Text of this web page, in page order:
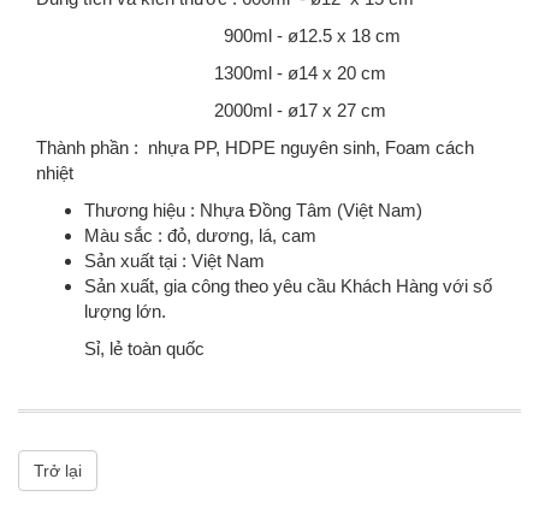
900ml - ø12.5 x 18 cm
1300ml - ø14 x 20 cm
2000ml - ø17 x 27 cm
Thành phần : nhựa PP, HDPE nguyên sinh, Foam cách
nhiệt
Thương hiệu : Nhựa Đồng Tâm (Việt Nam)
Màu sắc : đỏ, dương, lá, cam
Sản xuất tại : Việt Nam
Sản xuất, gia công theo yêu cầu Khách Hàng với số
lượng lớn.
Sỉ, lẻ toàn quốc
Trở lại